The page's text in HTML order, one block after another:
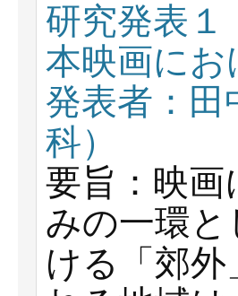
研究発表
本映画に
発表者：田
科）
要旨：映画
みの一環
ける「郊